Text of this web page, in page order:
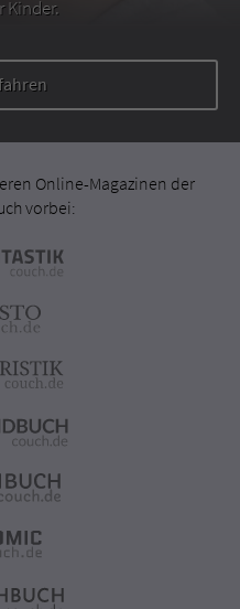
Kinder.
Online-Magazinen der
vorbei: